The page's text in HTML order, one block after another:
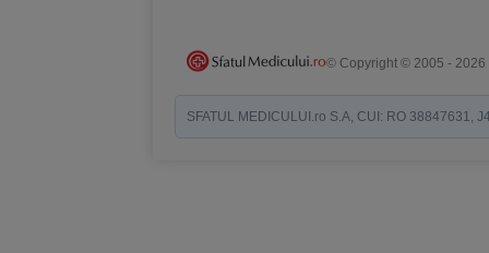
© Copyright © 2005 - 2026
SFATUL MEDICULUI.ro S.A, CUI: RO 38847631,